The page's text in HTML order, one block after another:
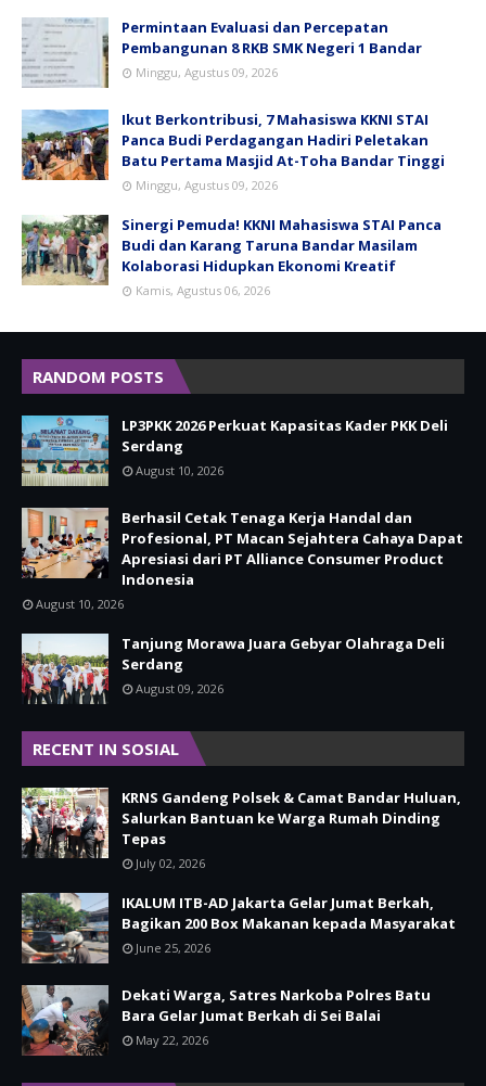
Permintaan Evaluasi dan Percepatan
Pembangunan 8 RKB SMK Negeri 1 Bandar
Minggu, Agustus 09, 2026
Ikut Berkontribusi, 7 Mahasiswa KKNI STAI
Panca Budi Perdagangan Hadiri Peletakan
Batu Pertama Masjid At-Toha Bandar Tinggi
Minggu, Agustus 09, 2026
Sinergi Pemuda! KKNI Mahasiswa STAI Panca
Budi dan Karang Taruna Bandar Masilam
Kolaborasi Hidupkan Ekonomi Kreatif
Kamis, Agustus 06, 2026
RANDOM POSTS
LP3PKK 2026 Perkuat Kapasitas Kader PKK Deli
Serdang
August 10, 2026
Berhasil Cetak Tenaga Kerja Handal dan
Profesional, PT Macan Sejahtera Cahaya Dapat
Apresiasi dari PT Alliance Consumer Product
Indonesia
August 10, 2026
Tanjung Morawa Juara Gebyar Olahraga Deli
Serdang
August 09, 2026
RECENT IN SOSIAL
KRNS Gandeng Polsek & Camat Bandar Huluan,
Salurkan Bantuan ke Warga Rumah Dinding
Tepas
July 02, 2026
IKALUM ITB-AD Jakarta Gelar Jumat Berkah,
Bagikan 200 Box Makanan kepada Masyarakat
June 25, 2026
Dekati Warga, Satres Narkoba Polres Batu
Bara Gelar Jumat Berkah di Sei Balai
May 22, 2026